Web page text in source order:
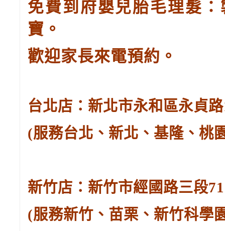
免費到府嬰兒胎毛理髮
寶。
歡迎家長來電預約。
台北店：新北市永和區永貞
(服務台北、新北、基隆、桃
新竹店：新竹市經國路三段
(服務新竹、苗栗、新竹科學